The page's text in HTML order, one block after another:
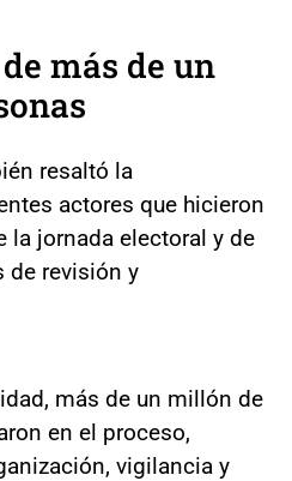
más de un
resaltó la
actores que hicieron
la jornada electoral y de
de revisión y
más de un millón de
en el proceso,
vigilancia y